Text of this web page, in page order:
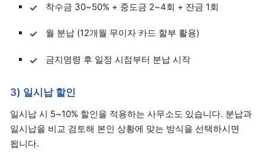
착수금 30~50% + 중도금 2~4회 + 잔금 1회
월 분납 (12개월 무이자 카드 할부 활용)
금지명령 후 일정 시점부터 분납 시작
3) 일시납 할인
일시납 시 5~10% 할인을 적용하는 사무소도 있습니다. 분납과
일시납을 비교 검토해 본인 상황에 맞는 방식을 선택하시면
됩니다.